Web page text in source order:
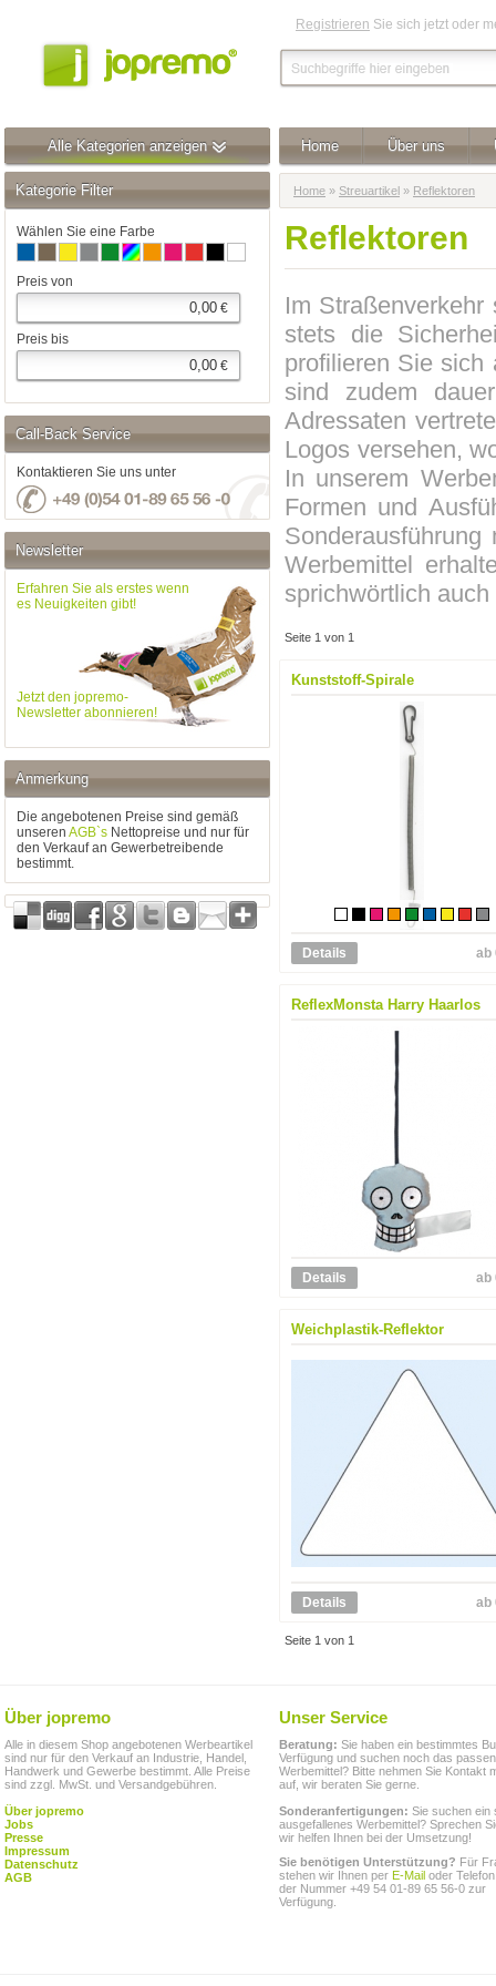
Registrieren Sie sich jetzt oder
Alle Kategorien anzeigen
Kategorie Filter
Wählen Sie eine Farbe
Preis von
€
Preis bis
€
Call-Back Service
Kontaktieren Sie uns unter
Newsletter
Erfahren Sie als erstes wenn
es Neuigkeiten gibt!
Jetzt den jopremo-
Newsletter abonnieren!
Anmerkung
Die angebotenen Preise sind gemäß
unseren AGB`s Nettopreise und nur für
den Verkauf an Gewerbetreibende
bestimmt.
Home Über uns
Home » Streuartikel » Reflektoren
Reflektoren
Im Straßenverkehr
stets die
profilieren Sie sich
sind zudem
Adressaten
Logos versehen,
In unserem
Formen und
Werbemittel
sprichwörtlich auch
Seite 1 von 1
Kunststoff-Spirale
Details ab
ReflexMonsta Harry Haarlos
Details ab
Weichplastik-Reflektor
Details ab
Seite 1 von 1
Über jopremo
Alle in diesem Shop angebotenen Werbeartikel
sind nur für den Verkauf an Industrie, Handel,
Handwerk und Gewerbe bestimmt. Alle Preise
sind zzgl. MwSt. und Versandgebühren.
Über jopremo
Jobs
Presse
Impressum
Datenschutz
AGB
Unser Service
Beratung: Sie haben ein bestimmtes
Verfügung und suchen noch das
Werbemittel? Bitte nehmen Sie Kontakt
auf, wir beraten Sie gerne.
Sonderanfertigungen: Sie suchen ein
ausgefallenes Werbemittel? Sprechen
wir helfen Ihnen bei der Umsetzung!
Sie benötigen Unterstützung? Für
stehen wir Ihnen per E-Mail oder
der Nummer +49 54 01-89 65 56-0 zur
Verfügung.